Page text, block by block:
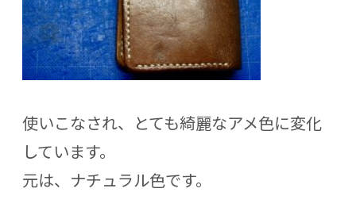
使いこなされ、とても綺麗なアメ色に変化
しています。
元は、ナチュラル色です。